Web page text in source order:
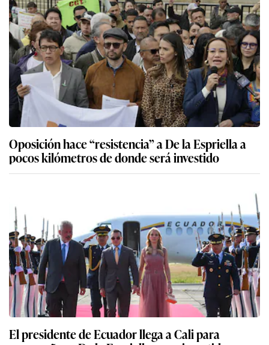
Oposición hace “resistencia” a De la Espriella a
pocos kilómetros de donde será investido
El presidente de Ecuador llega a Cali para